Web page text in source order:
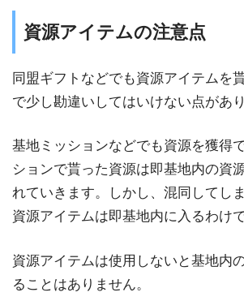
資源アイテムの注意点
同盟ギフトなどでも資源アイテムを
で少し勘違いしてはいけない点があり
基地ミッションなどでも資源を獲得
ションで貰った資源は即基地内の資
れていきます。しかし、混同してし
資源アイテムは即基地内に入るわけ
資源アイテムは使用しないと基地内
ることはありません。